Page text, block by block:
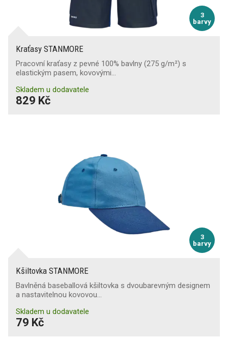
3
barvy
Kraťasy STANMORE
Pracovní kraťasy z pevné 100% bavlny (275 g/m²) s
elastickým pasem, kovovými…
Skladem u dodavatele
829 Kč
3
barvy
Kšiltovka STANMORE
Bavlněná baseballová kšiltovka s dvoubarevným designem
a nastavitelnou kovovou…
Skladem u dodavatele
79 Kč